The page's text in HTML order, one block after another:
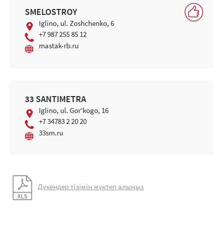
SMELOSTROY
Iglino, ul. Zoshchenko, 6
+7 987 255 85 12
mastak-rb.ru
33 SANTIMETRA
Iglino, ul. Gor'kogo, 16
+7 34783 2 20 20
33sm.ru
Дүкендер тізімін жүктеп алыңыз